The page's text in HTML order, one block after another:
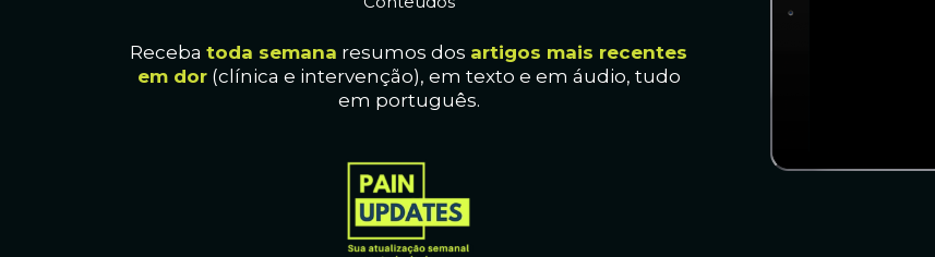
Recebatoda semana resumos dos artigos mais recentes
em dor(clínica e intervenção), em texto e em áudio, tudo
em português.